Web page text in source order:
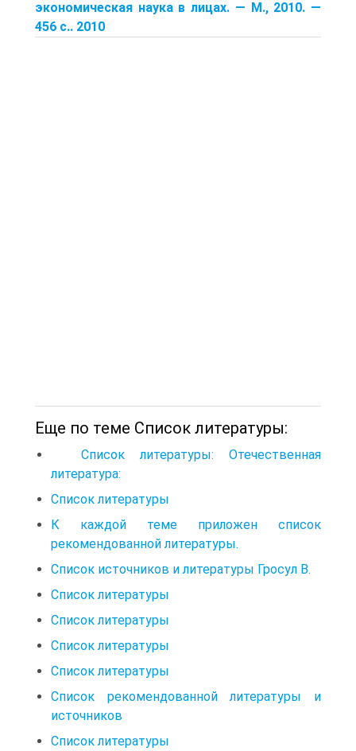
экономическая наука в лицах. — М., 2010. —
456 с.. 2010
Еще по теме Список литературы:
Список литературы: Отечественная
литература:
Список литературы
К каждой теме приложен список
рекомендованной литературы.
Список источников и литературы Гросул В.
Список литературы
Список литературы
Список литературы
Список литературы
Список рекомендованной литературы и
источников
Список литературы